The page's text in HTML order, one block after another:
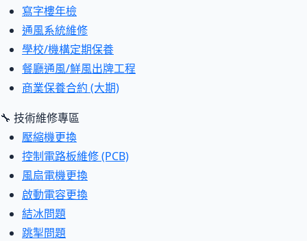
寫字樓年檢
通風系統維修
學校/機構定期保養
餐廳通風/鮮風出牌工程
商業保養合約 (大期)
🔧 技術維修專區
壓縮機更換
控制電路板維修 (PCB)
風扇電機更換
啟動電容更換
結冰問題
跳掣問題